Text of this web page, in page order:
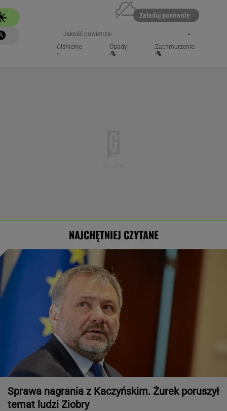
Załaduj ponownie
Jakość powietrza:
-
Ciśnienie:
-
Opady:
-%
Zachmurzenie:
-%
NAJCHĘTNIEJ CZYTANE
Sprawa nagrania z Kaczyńskim. Żurek poruszył
temat ludzi Ziobry